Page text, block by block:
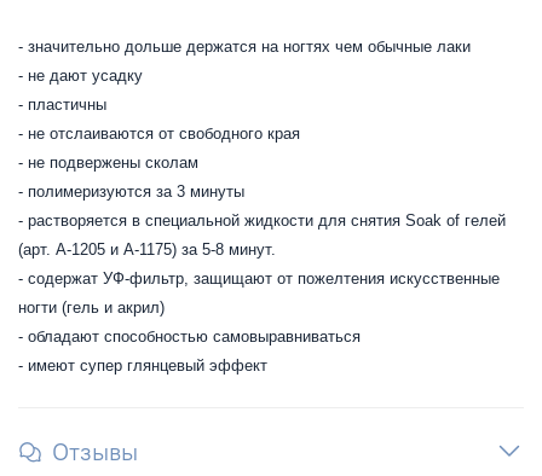
- значительно дольше держатся на ногтях чем обычные лаки
- не дают усадку
- пластичны
- не отслаиваются от свободного края
- не подвержены сколам
- полимеризуются за 3 минуты
- растворяется в специальной жидкости для снятия Soak of гелей
(арт. А-1205 и А-1175) за 5-8 минут.
- содержат УФ-фильтр, защищают от пожелтения искусственные
ногти (гель и акрил)
- обладают способностью самовыравниваться
- имеют супер глянцевый эффект
Отзывы